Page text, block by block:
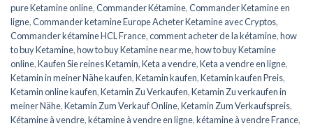
pure Ketamine online,Commander Kétamine,Commander Ketamine en
ligne,Commander ketamine Europe Acheter Ketamine avec Cryptos,
Commander kétamine HCL France,comment acheter de la kétamine,how
to buy Ketamine,how to buy Ketamine near me,how to buy Ketamine
online,Kaufen Sie reines Ketamin,Keta a vendre,Keta a vendre en ligne,
Ketamin in meiner Nähe kaufen,Ketamin kaufen,Ketamin kaufen Preis,
Ketamin online kaufen,Ketamin Zu Verkaufen,Ketamin Zu verkaufen in
meiner Nähe,Ketamin Zum Verkauf Online,Ketamin Zum Verkaufspreis,
Kétamine à vendre,kétamine à vendre en ligne,kétamine à vendre France,